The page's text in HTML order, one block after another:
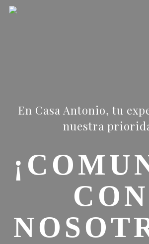
Skip
En Casa Antonio, tu
nuestra
CON